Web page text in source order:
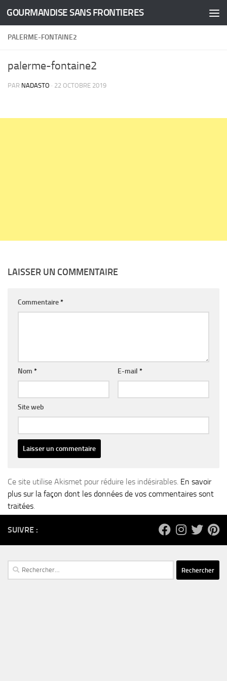
Skip to content
GOURMANDISE SANS FRONTIERES
PALERME-FONTAINE2
palerme-fontaine2
PAR NADASTO · 22 OCTOBRE 2019
LAISSER UN COMMENTAIRE
Commentaire*
Nom * E-mail *
Site web
Ce site utilise Akismet pour réduire les indésirables. En savoir
plus sur la façon dont les données de vos commentaires sont
traitées.
SUIVRE :
Rechercher :